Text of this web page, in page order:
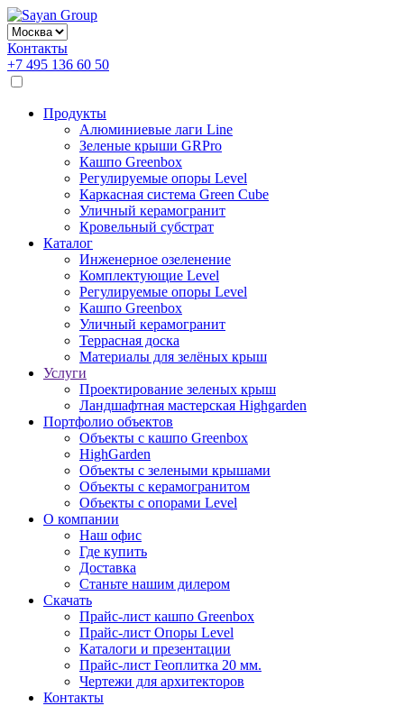
Контакты
+7 495 136 60 50
Продукты
Алюминиевые лаги Line
Зеленые крыши GRPro
Кашпо Greenbox
Регулируемые опоры Level
Каркасная система Green Cube
Уличный керамогранит
Кровельный субстрат
Каталог
Инженерное озеленение
Комплектующие Level
Регулируемые опоры Level
Кашпо Greenbox
Уличный керамогранит
Террасная доска
Материалы для зелёных крыш
Услуги
Проектирование зеленых крыш
Ландшафтная мастерская Highgarden
Портфолио объектов
Объекты с кашпо Greenbox
HighGarden
Объекты с зелеными крышами
Объекты с керамогранитом
Объекты с опорами Level
О компании
Наш офис
Где купить
Доставка
Станьте нашим дилером
Скачать
Прайс-лист кашпо Greenbox
Прайс-лист Опоры Level
Каталоги и презентации
Прайс-лист Геоплитка 20 мм.
Чертежи для архитекторов
Контакты